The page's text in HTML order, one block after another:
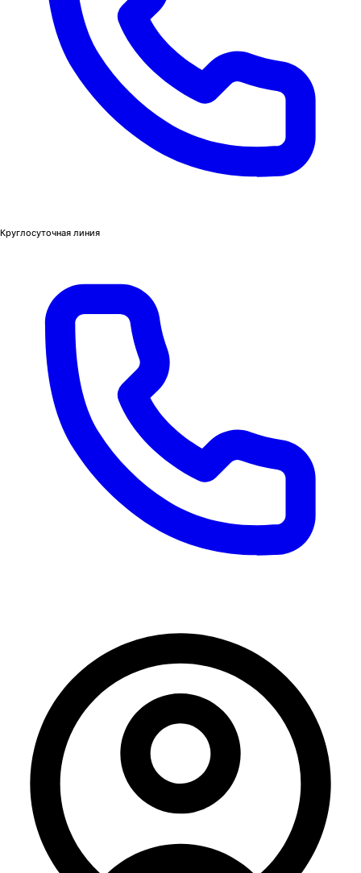
Круглосуточная линия